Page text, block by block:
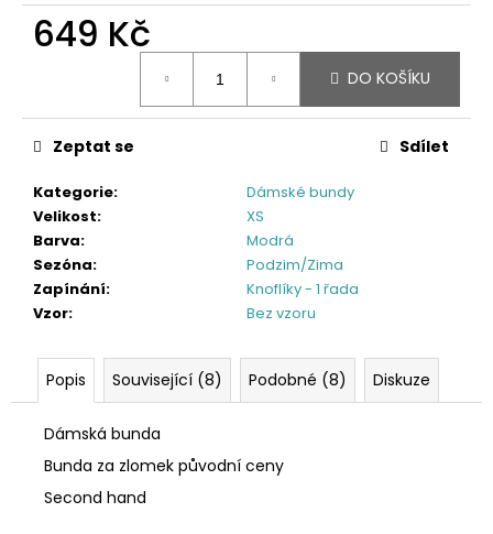
649 Kč
DO KOŠÍKU
Kategorie:
Dámské bundy
Velikost:
XS
Barva:
Modrá
Sezóna:
Podzim/Zima
Zapínání:
Knoflíky - 1 řada
Vzor: Bez vzoru
Zeptat se Sdílet
Popis Související (8) Podobné (8) Diskuze
Dámská bunda
Bunda za zlomek původní ceny
Second hand